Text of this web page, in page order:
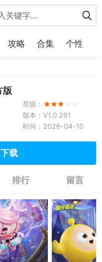
攻略 合集 个性
版
星级：
版本：V1.0.261
时间：2026-04-10
载
排行 留言